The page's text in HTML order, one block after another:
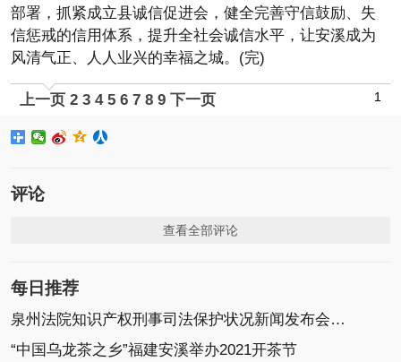
部署，抓紧成立县诚信促进会，健全完善守信鼓励、失
信惩戒的信用体系，提升全社会诚信水平，让安溪成为
风清气正、人人业兴的幸福之城。(完)
上一页 1
2 3 4 5 6 7 8 9 下一页
评论
查看全部评论
每日推荐
泉州法院知识产权刑事司法保护状况新闻发布会召开
“中国乌龙茶之乡”福建安溪举办2021开茶节